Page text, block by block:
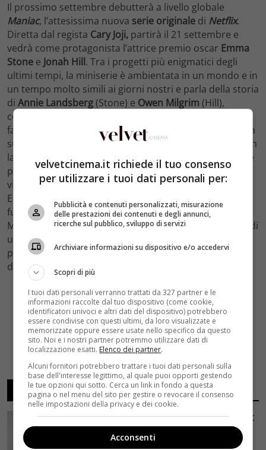
Il prossimo settembre debutterà a livello globale
Maniac, l’attesissima nuova serie originale di Netflix.
Diretta dal regista Cary Joji, partirà il 21 settembre e
vedrà come protagonista l’attrice premio oscar Emma
Stone e Jonah Hill. Tra i progetti più enigmatici degli
ultimi tempi, la miniserie è ambientata in un mondo e in
un tempo molto simili ai giorni nostri e parla della storia
di Annie Landsberg(Stone) e Owen Milgrim (Hill),
coinvolti in un grande e misterioso esperimento
farmaceutico. Annie è delusa, ha perso il controllo della
sua vita ed è ossessionata dal rapporto tormentato con
la madre e la sorella. Owen, invece, è il quinto di 5 figli e
proviene da una famiglia newyorkese di imprenditori e
vive la sua vita combattendo contro la schizofrenia.
Entrambi sono disillusi e sono convinti di non avere
futuro. La loro speranza diventa però il Dott. James K.
Mantleray (Theroux) e la sua cura: la sperimentazione di
un nuovo percorso farmaceutico, che consiste in una
precisa sequenza di pillole in grado di riparare ogni
danno della mente.
ARTICOLI RECENTI
Avengers: Doomsday, il concept art
svela Dottor Destino di Robert
Downey Jr. e gli X-Men dell’MCU
velvetcinema.it richiede il tuo consenso
per utilizzare i tuoi dati personali per:
Pubblicità e contenuti personalizzati, misurazione
delle prestazioni dei contenuti e degli annunci,
ricerche sul pubblico, sviluppo di servizi
Archiviare informazioni su dispositivo e/o accedervi
Scopri di più
I tuoi dati personali verranno trattati da 327 partner e le
informazioni raccolte dal tuo dispositivo (come cookie,
identificatori univoci e altri dati del dispositivo) potrebbero
essere condivise con questi ultimi, da loro visualizzate e
memorizzate oppure essere usate nello specifico da questo
sito. Noi e i nostri partner potremmo utilizzare dati di
localizzazione esatti. Elenco dei partner.
Alcuni fornitori potrebbero trattare i tuoi dati personali sulla
base dell'interesse legittimo, al quale puoi opporti gestendo
le tue opzioni qui sotto. Cerca un link in fondo a questa
pagina o nel menu del sito per gestire o revocare il consenso
nelle impostazioni della privacy e dei cookie.
Acconsenti